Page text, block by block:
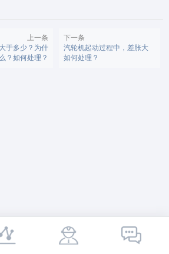
上一条
于多少？为什
？如何处理？
下一条
汽轮机起动过程中，差胀大
如何处理？